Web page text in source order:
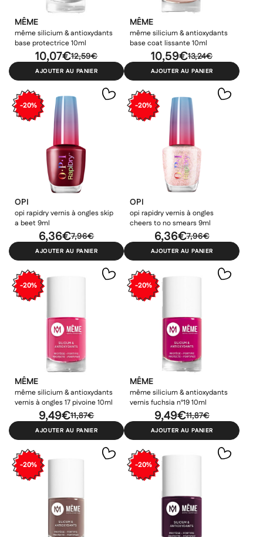
MÊME
même silicium & antioxydants
base protectrice 10ml
12,59€
10,07€
AJOUTER AU PANIER
MÊME
même silicium & antioxydants
base coat lissante 10ml
13,24€
10,59€
AJOUTER AU PANIER
-20%
OPI
opi rapidry vernis à ongles skip
a beet 9ml
7,96€
6,36€
AJOUTER AU PANIER
-20%
OPI
opi rapidry vernis à ongles
cheers to no smears 9ml
7,96€
6,36€
AJOUTER AU PANIER
-20%
MÊME
même silicium & antioxydants
vernis à ongles 17 pivoine 10ml
11,87€
9,49€
AJOUTER AU PANIER
-20%
MÊME
même silicium & antioxydants
vernis fuchsia n°19 10ml
11,87€
9,49€
AJOUTER AU PANIER
-20% -20%